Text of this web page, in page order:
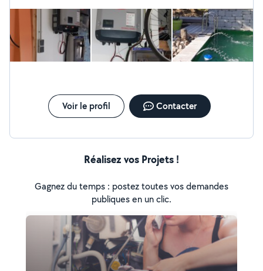
sympathique. Son travail est précis et réalisé très proprement !
Une adresse précieuse à conserver ! Merci encore.
Voir le profil Contacter
Réalisez vos Projets !
Gagnez du temps : postez toutes vos demandes
publiques en un clic.